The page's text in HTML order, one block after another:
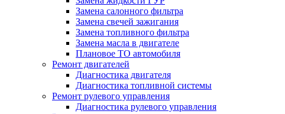
Замена салонного фильтра
Замена свечей зажигания
Замена топливного фильтра
Замена масла в двигателе
Плановое ТО автомобиля
Ремонт двигателей
Диагностика двигателя
Диагностика топливной системы
Ремонт рулевого управления
Диагностика рулевого управления